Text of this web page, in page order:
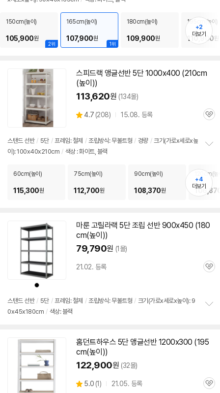
펼
치
기
2위
150cm(높이)
105,900원
1위
165cm(높이)
107,900원
180cm(높이)
109,900원
195cm(높이)
110,900원
+2
더보기
스피드랙 앵글선반5단1000x400 (210cm
(높이))
113,620원 (134몰)
별
4.7 (상
리
208) 15.08. 등록
관
스탠드 선반 / 5단 / 프레임: 철제 / 조립방식: 무볼트형 / 경량 / 크기(가로x세로x높
이): 100x40x210cm / 색상 : 화이트, 블랙
펼
치
기
60cm(높이)
115,300원
75cm(높이)
112,700원
90cm(높이)
108,370원
120cm(높
+4
더보기
상
품
상
마룬 고릴라랙 5단조립 선반900x450 (180
cm(높이))
79,790원 (1몰)
21.02. 등록
관
스탠드 선반 / 5단 / 프레임: 철제 / 조립방식: 무볼트형 / 크기(가로x세로x높이): 9
0x45x180cm / 색상: 블랙
홈던트하우스 5단 앵글선반1200x300 (195
cm(높이))
122,900원 (32몰)
별
5.0 (상
1) 21.05. 등록
관